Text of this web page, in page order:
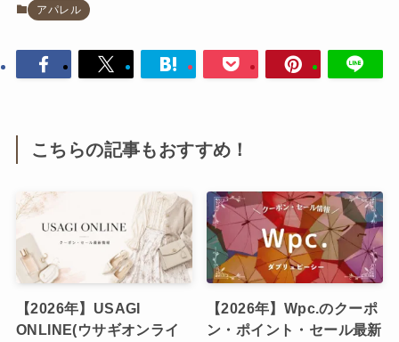
アパレル
こちらの記事もおすすめ！
【2026年】USAGI
ONLINE(ウサギオンライ
【2026年】Wpc.のクーポ
ン・ポイント・セール最新